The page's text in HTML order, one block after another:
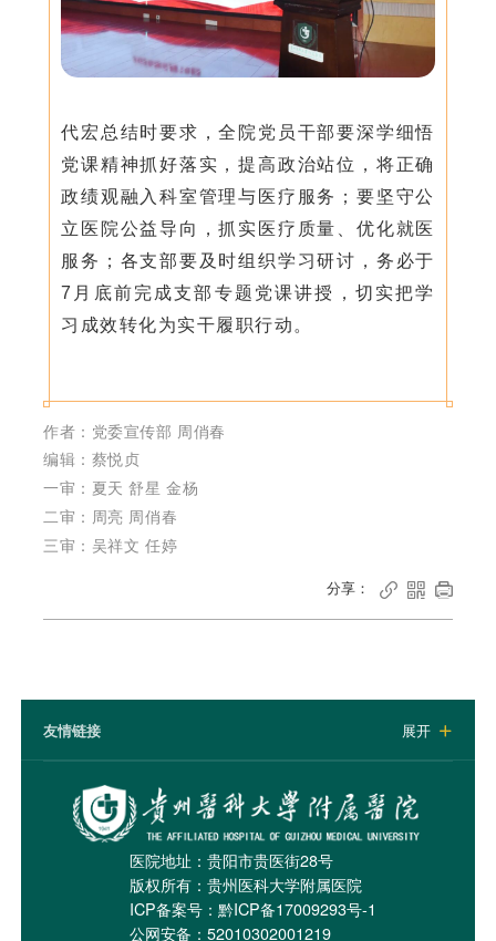
代宏总结时要求，全院党员干部要深学细悟
党课精神抓好落实，提高政治站位，将正确
政绩观融入科室管理与医疗服务；要坚守公
立医院公益导向，抓实医疗质量、优化就医
服务；各支部要及时组织学习研讨，务必于
7月底前完成支部专题党课讲授，切实把学
习成效转化为实干履职行动。
作者：党委宣传部 周俏春
编辑：蔡悦贞
一审： 夏天舒星 金杨
二审：周亮 周俏春
三审：吴祥文 任婷
分享：   
友情链接 展开 
医院地址：贵阳市贵医街28号
版权所有：贵州医科大学附属医院
ICP备案号： 黔ICP备17009293号-1
公网安备：52010302001219